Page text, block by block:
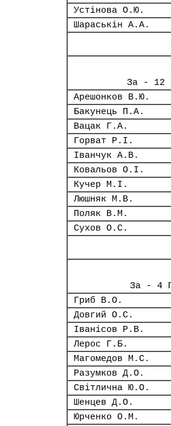
Устінова О.Ю.
Шараськін А.А.
За - 12
Арешонков В.Ю.
Бакунець П.А.
Вацак Г.А.
Горват Р.І.
Іванчук А.В.
Ковальов О.І.
Кучер М.І.
Люшняк М.В.
Поляк В.М.
Сухов О.С.
За - 4
Гриб В.О.
Довгий О.С.
Іванісов Р.В.
Лерос Г.Б.
Магомедов М.С.
Разумков Д.О.
Світлична Ю.О.
Шенцев Д.О.
Юрченко О.М.